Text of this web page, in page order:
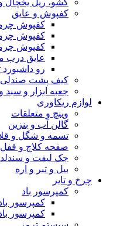
کفپوش و عایق
کفپوش
کفپوش
کفپوش
عایق درب
رو داشبورد
کیف پشت صندلی
جعبه ابزار و سبد
لوازم ریکاوری
وینچ و متعلقات
گالن آب و بنزین
تسمه و شگل و
صفحه کلاچ و قفل
جک لیفت و
بیل و تبر و اره
چرخ و تایر
کمپرسور باد
کمپرسور
کمپرسور